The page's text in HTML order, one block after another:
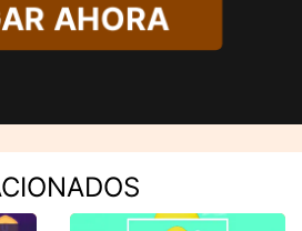
AHORA